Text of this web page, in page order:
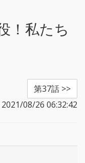
！私たち
第37話 >>
08/26 06:32:42